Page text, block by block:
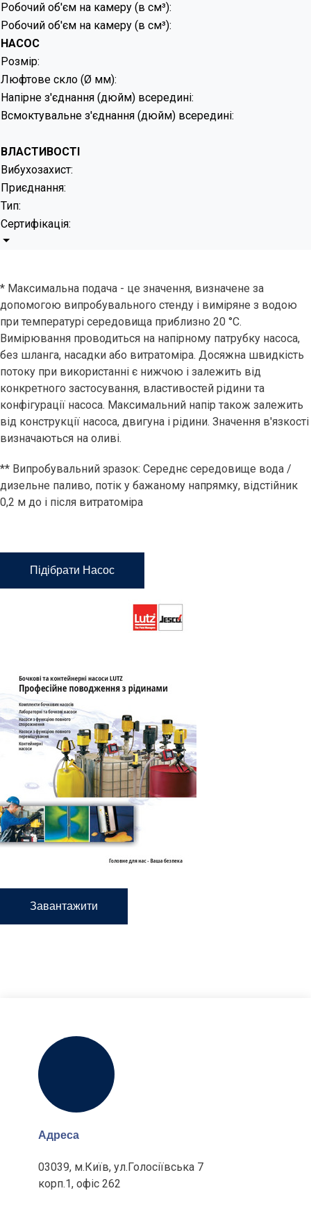
Робочий об'єм на камеру (в см³):
Робочий об'єм на камеру (в см³):
НАСОС
Розмір:
Люфтове скло (Ø мм):
Напірне з'єднання (дюйм) всередині:
Всмоктувальне з'єднання (дюйм) всередині:
ВЛАСТИВОСТІ
Вибухозахист:
Приєднання:
Тип:
Сертифікація:
* Максимальна подача - це значення, визначене за
допомогою випробувального стенду і виміряне з водою
при температурі середовища приблизно 20 °C.
Вимірювання проводиться на напірному патрубку насоса,
без шланга, насадки або витратоміра. Досяжна швидкість
потоку при використанні є нижчою і залежить від
конкретного застосування, властивостей рідини та
конфігурації насоса. Максимальний напір також залежить
від конструкції насоса, двигуна і рідини. Значення в'язкості
визначаються на оливі.
** Випробувальний зразок: Середнє середовище вода /
дизельне паливо, потік у бажаному напрямку, відстійник
0,2 м до і після витратоміра
Підібрати Насос
Завантажити
Адреса
03039, м.Київ, ул.Голосіївська 7
корп.1, офіс 262